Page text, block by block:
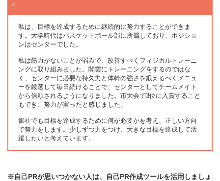
私は、目標を達成するために継続的に努力することができま
す。大学時代はバスケットボール部に所属しており、ポジショ
ンはセンターでした。
私は筋力がないことが弱みで、改善すべくフィジカルトレーニ
ングに取り組みました。闇雲にトレーニングをするのではな
く、センターに必要な持久力と体幹の強さを鍛えるべくメニュ
ーを厳選して毎日続けることで、センターとしてチームメイト
から信頼されるようになりました。市大会で3位に入賞すること
もでき、努力が実ったと感じました。
御社でも目標を達成するために何が必要かを考え、正しい方向
で努力をします。少しずつ力をつけ、大きな目標を達成して活
躍したいと考えています。
※自己PRが思いつかない人は、自己PR作成ツールを活用しましょ